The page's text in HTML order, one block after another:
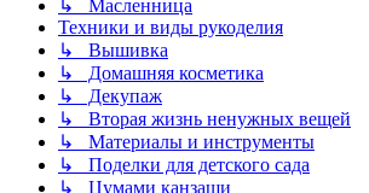
↳ Масленница
Техники и виды рукоделия
↳ Вышивка
↳ Домашняя косметика
↳ Декупаж
↳ Вторая жизнь ненужных вещей
↳ Материалы и инструменты
↳ Поделки для детского сада
↳ Цумами канзаши